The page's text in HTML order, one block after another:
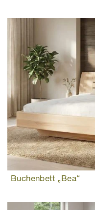
Buchenbett „Bea“